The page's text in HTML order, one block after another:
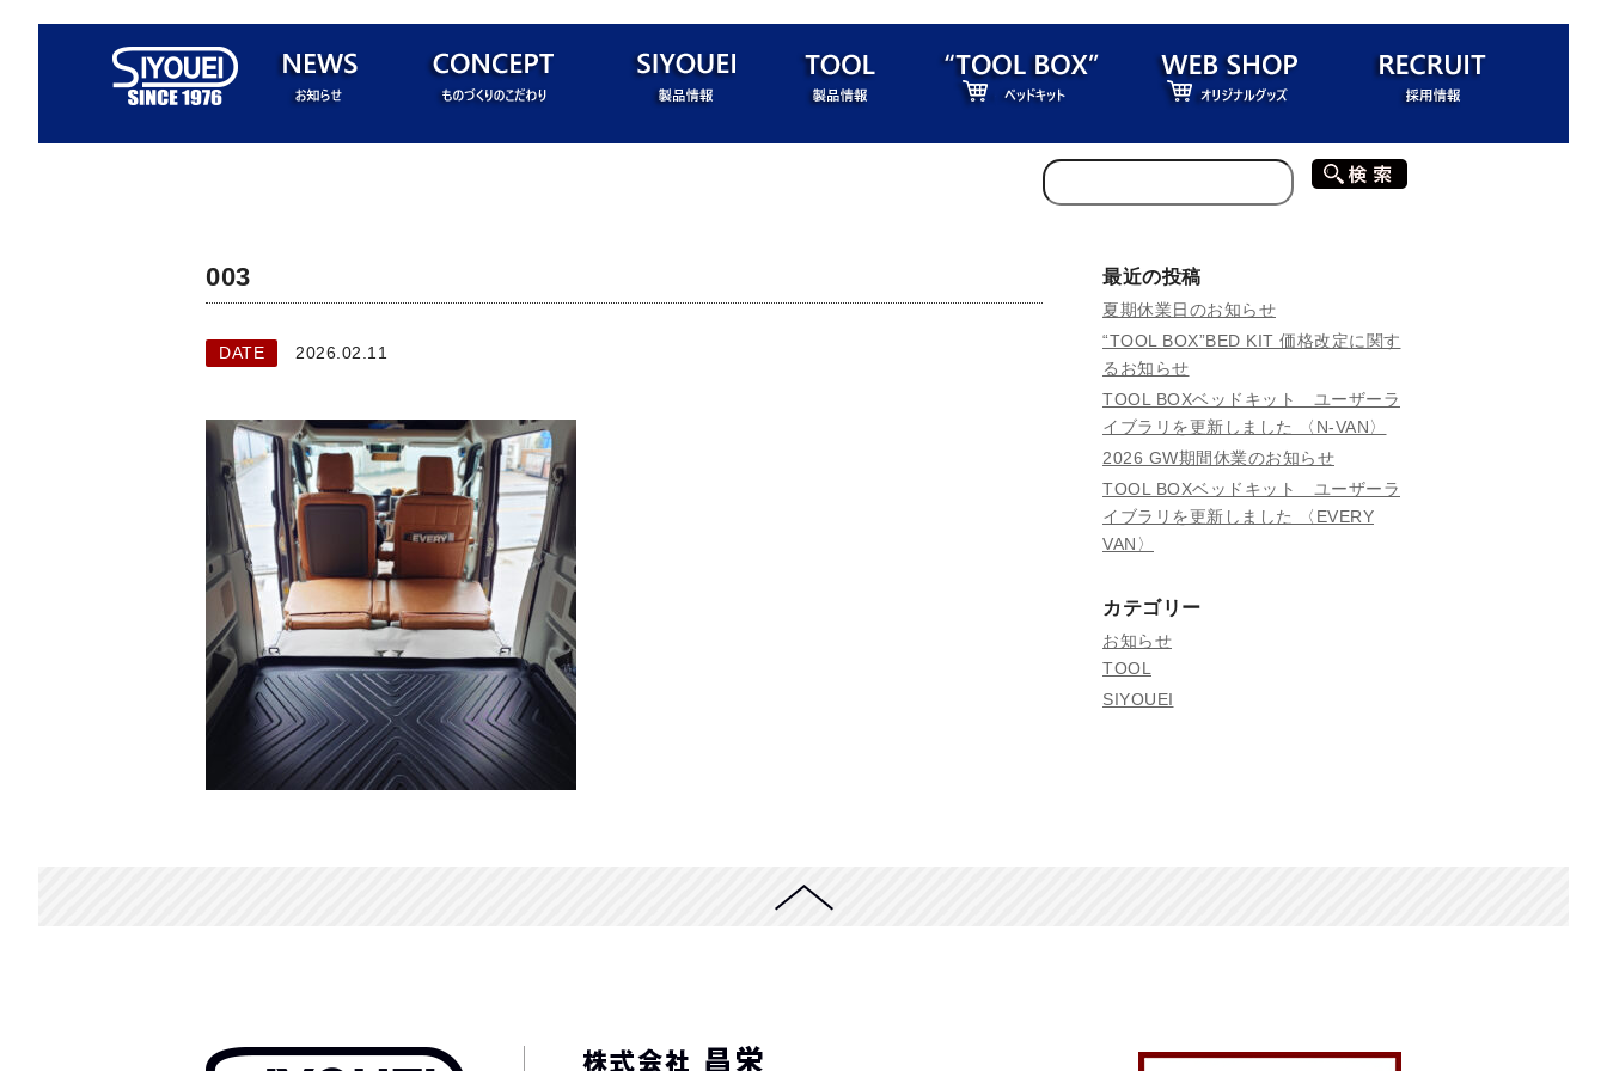
003
DATE 2026.02.11
最近の投稿
夏期休業日のお知らせ
“TOOL BOX”BED KIT 価格改定に関す
るお知らせ
TOOL BOXベッドキット ユーザーラ
イブラリを更新しました 〈N-VAN〉
2026 GW期間休業のお知らせ
TOOL BOXベッドキット ユーザーラ
イブラリを更新しました 〈EVERY
VAN〉
カテゴリー
お知らせ
TOOL
SIYOUEI